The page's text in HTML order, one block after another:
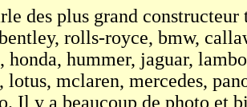
des plus grand constructeur
rolls-royce, bmw,
honda, hummer, jaguar,
mclaren, mercedes,
Il y a beaucoup de photo et